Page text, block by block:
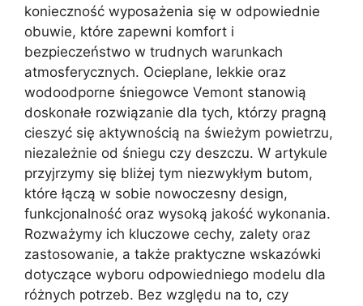
konieczność wyposażenia się w odpowiednie
obuwie, które zapewni komfort i
bezpieczeństwo w trudnych warunkach
atmosferycznych. Ocieplane, lekkie oraz
wodoodporne śniegowce Vemont stanowią
doskonałe rozwiązanie dla tych, którzy pragną
cieszyć się aktywnością na świeżym powietrzu,
niezależnie od śniegu czy deszczu. W artykule
przyjrzymy się bliżej tym niezwykłym butom,
które łączą w sobie nowoczesny design,
funkcjonalność oraz wysoką jakość wykonania.
Rozważymy ich kluczowe cechy, zalety oraz
zastosowanie, a także praktyczne wskazówki
dotyczące wyboru odpowiedniego modelu dla
różnych potrzeb. Bez względu na to, czy